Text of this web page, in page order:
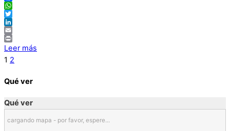
Facebook
WhatsApp
Twitter
LinkedIn
Email
Print
Leer más
1 2
Qué ver
Qué ver
cargando mapa - por favor, espere...